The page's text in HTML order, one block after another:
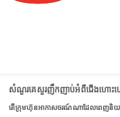
សំណួរគេសួរញឹកញាប់អំពីជើងហោះហ
តើក្រុមហ៊ុនអាកាសចរណ៍ណាដែលពេញនិយ